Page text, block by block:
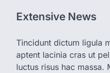
Extensive News
Tincidunt dictum ligula
aptent lacinia cras ut
luctus risus hac massa.